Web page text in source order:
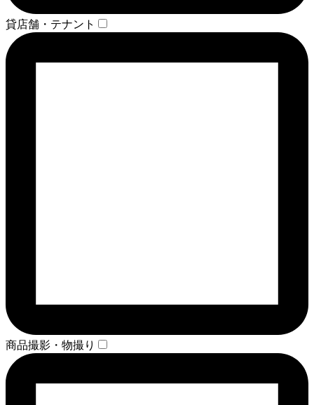
貸店舗・テナント
商品撮影・物撮り